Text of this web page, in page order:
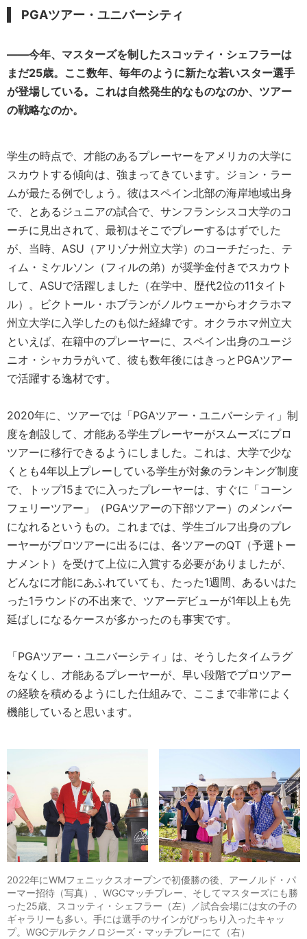
PGAツアー・ユニバーシティ
――今年、マスターズを制したスコッティ・シェフラーは
まだ25歳。ここ数年、毎年のように新たな若いスター選手
が登場している。これは自然発生的なものなのか、ツアー
の戦略なのか。
学生の時点で、才能のあるプレーヤーをアメリカの大学に
スカウトする傾向は、強まってきています。ジョン・ラー
ムが最たる例でしょう。彼はスペイン北部の海岸地域出身
で、とあるジュニアの試合で、サンフランシスコ大学のコ
ーチに見出されて、最初はそこでプレーするはずでした
が、当時、ASU（アリゾナ州立大学）のコーチだった、テ
ィム・ミケルソン（フィルの弟）が奨学金付きでスカウト
して、ASUで活躍しました（在学中、歴代2位の11タイト
ル）。ビクトール・ホブランがノルウェーからオクラホマ
州立大学に入学したのも似た経緯です。オクラホマ州立大
といえば、在籍中のプレーヤーに、スペイン出身のユージ
ニオ・シャカラがいて、彼も数年後にはきっとPGAツアー
で活躍する逸材です。
2020年に、ツアーでは「PGAツアー・ユニバーシティ」制
度を創設して、才能ある学生プレーヤーがスムーズにプロ
ツアーに移行できるようにしました。これは、大学で少な
くとも4年以上プレーしている学生が対象のランキング制度
で、トップ15までに入ったプレーヤーは、すぐに「コーン
フェリーツアー」（PGAツアーの下部ツアー）のメンバー
になれるというもの。これまでは、学生ゴルフ出身のプレ
ーヤーがプロツアーに出るには、各ツアーのQT（予選トー
ナメント）を受けて上位に入賞する必要がありましたが、
どんなに才能にあふれていても、たった1週間、あるいはた
った1ラウンドの不出来で、ツアーデビューが1年以上も先
延ばしになるケースが多かったのも事実です。
「PGAツアー・ユニバーシティ」は、そうしたタイムラグ
をなくし、才能あるプレーヤーが、早い段階でプロツアー
の経験を積めるようにした仕組みで、ここまで非常によく
機能していると思います。
2022年にWMフェニックスオープンで初優勝の後、アーノルド・パ
ーマー招待（写真）、WGCマッチプレー、そしてマスターズにも勝
った25歳、スコッティ・シェフラー（左）／試合会場には女の子の
ギャラリーも多い。手には選手のサインがびっちり入ったキャッ
プ。WGCデルテクノロジーズ・マッチプレーにて（右）